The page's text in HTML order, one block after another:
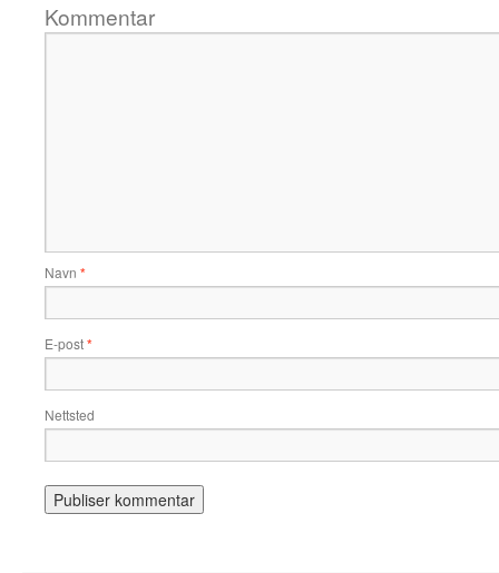
Kommentar
Navn *
E-post*
Nettsted